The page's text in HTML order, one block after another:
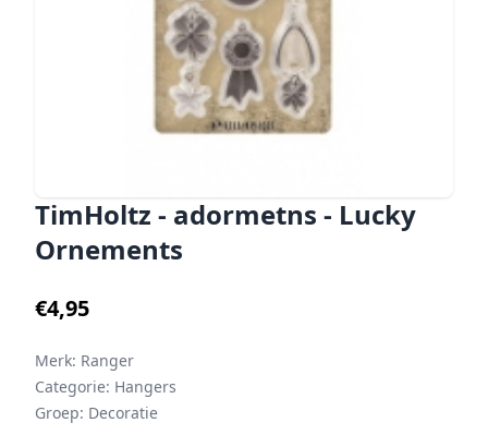
TimHoltz - adormetns - Lucky
Ornements
€4,95
Merk: Ranger
Categorie: Hangers
Groep: Decoratie